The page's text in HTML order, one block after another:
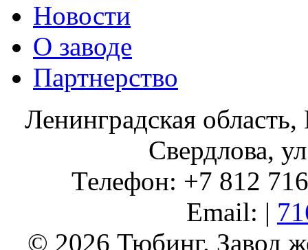
Новости
О заводе
Партнерство
Ленинградская
Свердлова,
Телефон: +7 812
Email: |
© 2026 Тюбинг. Завод